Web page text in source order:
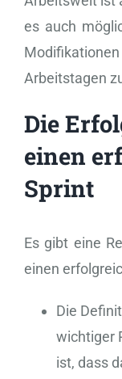
es auch
Arbeitstagen
Die
einen
Sprint
Es gibt eine
einen
Die
wichtiger
ist, dass